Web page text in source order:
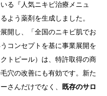
る『人気ニキビ治療メニュ
よう薬剤を生成しました。
開し、「全国のニキビ肌でお
コンセプトを基に事業展開を
トピール）は、特許取得の商
穴の改善にも有効です。新た
さんだけでなく、
既存のサロ